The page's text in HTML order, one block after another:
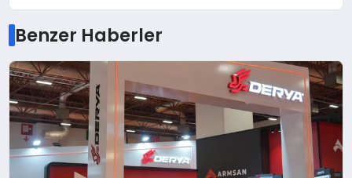
Benzer Haberler